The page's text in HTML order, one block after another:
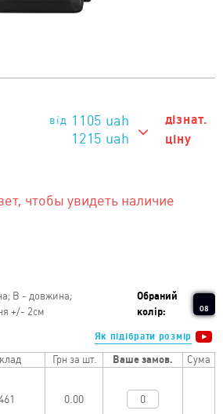
1105 uah
1215 uah
дізнат.
ціну
чтобы увидеть наличие
B - довжина;
+/- 2см
Обраний
колір:
08
Як підібрати розмір
Грн за шт. Ваше замов. Сума
0.00